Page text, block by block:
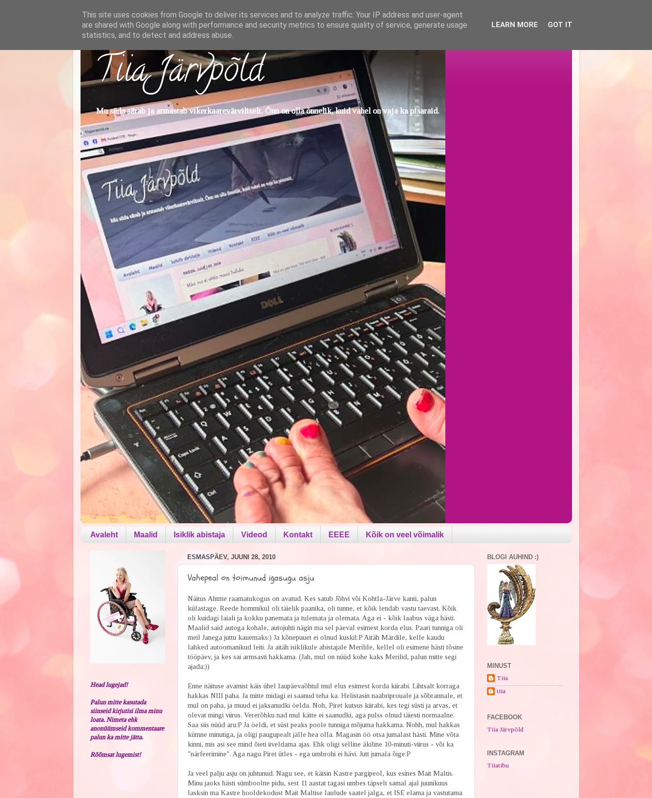
Tiia Järvpõld
Mu süda särab ja armastab vikerkaarevärviliselt. Õnn on olla õnnelik, kuid vahel on vaja ka pisaraid.
Avaleht Maalid Isiklik abistaja Videod Kontakt EEEE Kõik on veel võimalik
ESMASPÄEV, JUUNI 28, 2010
Vahepeal on toimunud igasugu asju
Näitus Ahtme raamatukogus on avatud. Kes satub Jõhvi või Kohtla-Järve kanti, palun
külastage. Reede hommikul oli täielik paanika, oli tunne, et kõik lendab vastu taevast. Kõik
oli kuidagi laiali ja kokku panemata ja tulemata ja olemata. Aga ei - kõik laabus väga hästi.
Maalid said autoga kohale, autojuhti nägin ma sel päeval esimest korda elus. Paari tunniga oli
meil Janega juttu kauemaks:) Ja kõnepuuet ei olnud kuskil:P Aitäh Märdile, kelle kaudu
lahked autoomanikud leiti. Ja aitäh isiklikule abistajale Merilile, kellel oli esimene hästi tõsine
tööpäev, ja kes sai armsasti hakkama. (Jah, mul on nüüd kohe kaks Merilid, palun mitte segi
ajada;))
Enne näituse avamist käis ühel laupäevaõhtul mul elus esimest korda kiirabi. Lihtsalt korraga
hakkas NIII paha. Ja mitte midagi ei saanud teha ka. Helistasin naabriprouale ja sõbrannale, et
mul on paha, ja muud ei jaksanudki öelda. Noh, Piret kutsus kiirabi, kes tegi süsti ja arvas, et
olevat mingi viirus. Vererõhku nad mul kätte ei saanudki, aga pulss olnud täiesti normaalne.
Saa siis nüüd aru:P Ja öeldi, et süst peaks poole tunniga mõjuma hakkama. Nohh, mul hakkas
kümne minutiga, ja oligi paugupealt jälle hea olla. Magasin öö otsa jumalast hästi. Mine võta
kinni, mis asi see mind õieti iiveldama ajas. Ehk oligi selline äkiline 10-minuti-viirus - või ka
"närfeerimine". Aga nagu Piret ütles - ega umbrohi ei hävi. Jutt jumala õige:P
Ja veel palju asju on juhtunud. Nagu see, et käisin Kastre pargipeol, kus esines Mait Maltis.
Minu jaoks hästi sümboolne pidu, sest 11 aastat tagasi umbes täpselt samal ajal juunikuus
lasksin ma Kastre hooldekodust Mait Maltise laulude saatel jalga, et ISE elama ja vastutama
Head lugejad!
Palun mitte kasutada
siinseid kirjutisi ilma minu
loata. Nimeta ehk
anonüümseid kommentaare
palun ka mitte jätta.
Rõõmsat lugemist!
BLOGI AUHIND :)
MINUST
Tiia
tiia
FACEBOOK
Tiia Järvpõld
INSTAGRAM
Tiiatibu
This site uses cookies from Google to deliver its services and to analyze traffic. Your IP address and user-agent
are shared with Google along with performance and security metrics to ensure quality of service, generate usage
statistics, and to detect and address abuse.
LEARN MORE GOT IT